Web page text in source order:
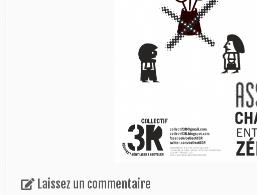
Laissez un commentaire